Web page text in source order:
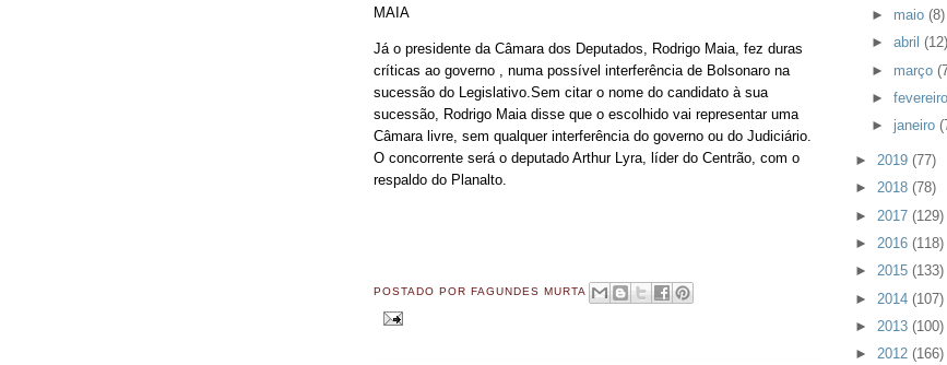
MAIA
Já o presidente da Câmara dos Deputados, Rodrigo Maia, fez duras
críticas ao governo , numa possível interferência de Bolsonaro na
sucessão do Legislativo.Sem citar o nome do candidato à sua
sucessão, Rodrigo Maia disse que o escolhido vai representar uma
Câmara livre, sem qualquer interferência do governo ou do Judiciário.
O concorrente será o deputado Arthur Lyra, líder do Centrão, com o
respaldo do Planalto.
POSTADO POR FAGUNDES MURTA
► maio(8)
►abril(12)
► março
►
► janeiro
► 2019 (77)
► 2018 (78)
► 2017 (129)
► 2016 (118)
► 2015 (133)
► 2014 (107)
► 2013 (100)
► 2012 (166)